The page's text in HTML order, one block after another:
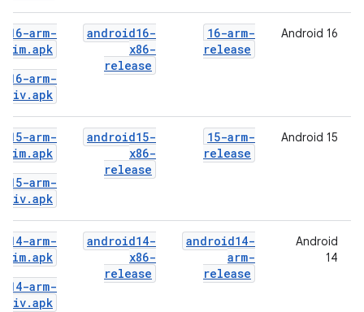
Android 16
16-arm-
release
android16-
x86-
release
arm-
arm-
Android 15
15-arm-
release
android15-
x86-
release
arm-
arm-
Android
14
android14-
arm-
release
android14-
x86-
release
arm-
arm-